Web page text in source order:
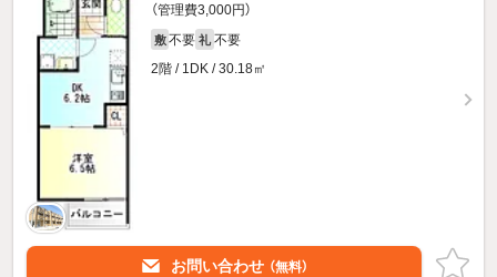
（管理費3,000円）
敷 不要 礼 不要
2階 / 1DK / 30.18㎡
お問い合わせ （無料）